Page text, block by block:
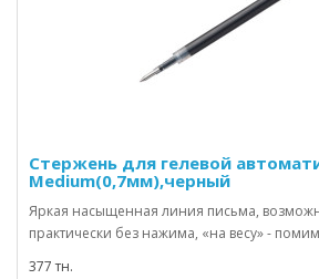
Стержень для гелевой
Medium(0,7мм),черный
Яркая насыщенная линия письма,
практически без нажима, «на весу» -
377 тн.